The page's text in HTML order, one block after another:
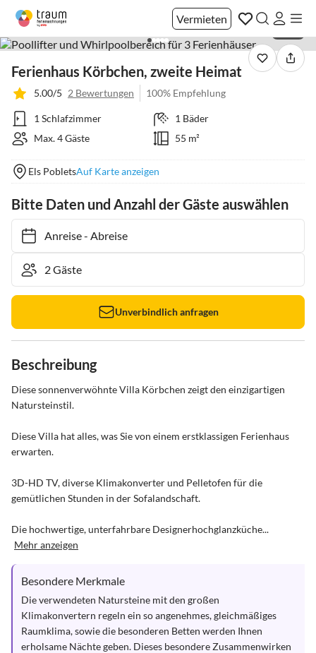
Vermieten
Ferienhaus Körbchen, zweite Heimat
5.00/5 2 Bewertungen 100% Empfehlung
1 Schlafzimmer
1 Bäder
Max. 4 Gäste
55 m²
Els PobletsAuf Karte anzeigen
Bitte Daten und Anzahl der Gäste auswählen
Anreise- Abreise
Unverbindlich anfragen
Beschreibung
Diese sonnenverwöhnte Villa Körbchen zeigt den einzigartigen
Natursteinstil.
Diese Villa hat alles, was Sie von einem erstklassigen Ferienhaus
erwarten.
3D-HD TV, diverse Klimakonverter und Pelletofen für die
gemütlichen Stunden in der Sofalandschaft.
Die hochwertige, unterfahrbare Designerhochglanzküche...
Mehr anzeigen
Besondere Merkmale
Die verwendeten Natursteine mit den großen
Klimakonvertern regeln ein so angenehmes, gleichmäßiges
Raumklima, sowie die besonderen Betten werden Ihnen
erholsame Nächte geben. Dieses besondere Zusammenwirken